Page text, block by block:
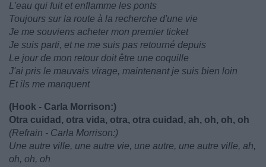
L'eau qui fuit et enflamme les ponts
Toujours sur la route à la recherche d'une vie
Je me souviens acheter mon premier ticket
Je suis parti, et ne me suis pas retourné depuis
Le jour de mon retour doit être une coquille
J'ai pris le mauvais virage, maintenant je suis bien loin
Et ils me manquent
(Hook - Carla Morrison:)
Otra cuidad, otra vida, otra, otra cuidad, ah, oh, oh, oh
(Refrain - Carla Morrison:)
Une autre ville, une autre vie, une autre, une autre ville, ah,
oh, oh, oh